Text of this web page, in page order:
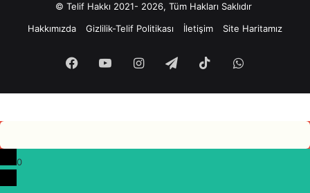
© Telif Hakkı 2021- 2026, Tüm Hakları Saklıdır
Hakkımızda
Gizlilik-Telif Politikası İletişim Site Haritamız
Facebook
YouTubeInstagram
TelegramTikTokWhatsApp
0